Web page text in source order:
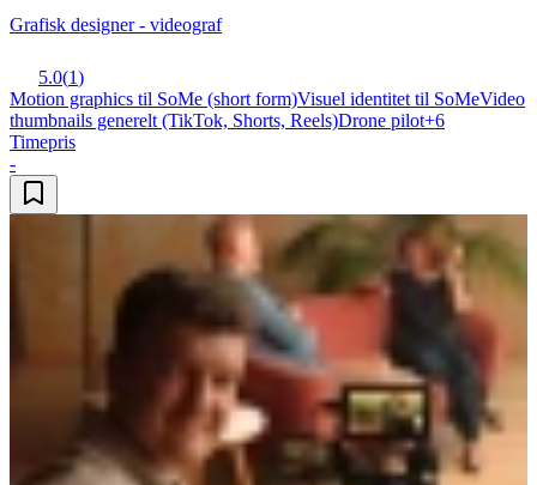
Grafisk designer - videograf
5.0(1)
Motion graphics til SoMe (short form)Visuel identitet til SoMeVideo
thumbnails generelt (TikTok, Shorts, Reels)Drone pilot+6
Timepris
-